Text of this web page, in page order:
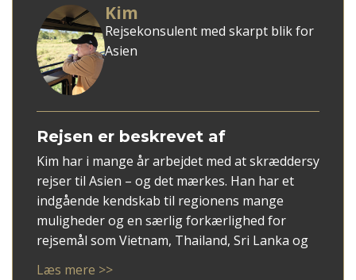
Rejsen er beskrevet af
Kim har i mange år arbejdet med at skræddersy
rejser til Asien – og det mærkes. Han har et
indgående kendskab til regionens mange
muligheder og en særlig forkærlighed for
rejsemål som Vietnam, Thailand, Sri Lanka og
Læs mere >>
Kim
Rejsekonsulent med skarpt blik for
Asien